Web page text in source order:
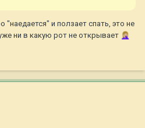
"наедается" и ползает спать, это не
ни в какую рот не открывает 🤦🏼‍♀️